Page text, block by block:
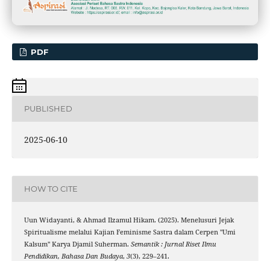
PDF
PUBLISHED
2025-06-10
HOW TO CITE
Uun Widayanti, & Ahmad Ilzamul Hikam. (2025). Menelusuri Jejak
Spiritualisme melalui Kajian Feminisme Sastra dalam Cerpen "Umi
Kalsum" Karya Djamil Suherman. Semantik : Jurnal Riset Ilmu
Pendidikan, Bahasa Dan Budaya, 3(3), 229–241.